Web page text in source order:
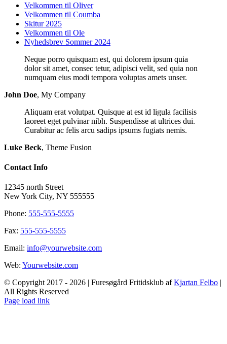
Velkommen til Oliver
Velkommen til Coumba
Skitur 2025
Velkommen til Ole
Nyhedsbrev Sommer 2024
Neque porro quisquam est, qui dolorem ipsum quia
dolor sit amet, consec tetur, adipisci velit, sed quia non
numquam eius modi tempora voluptas amets unser.
John Doe, My Company
Aliquam erat volutpat. Quisque at est id ligula facilisis
laoreet eget pulvinar nibh. Suspendisse at ultrices dui.
Curabitur ac felis arcu sadips ipsums fugiats nemis.
Luke Beck, Theme Fusion
Contact Info
12345 north Street
New York City, NY 555555
Phone: 555-555-5555
Fax: 555-555-5555
Email: info@yourwebsite.com
Web: Yourwebsite.com
© Copyright 2017 - 2026 | Furesøgård Fritidsklub afKjartan Felbo |
All Rights Reserved
Facebook
Page load link